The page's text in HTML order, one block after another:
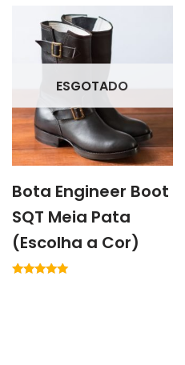
ESGOTADO
Bota Engineer Boot
SQT Meia Pata
(Escolha a Cor)